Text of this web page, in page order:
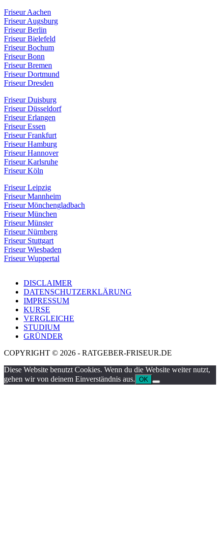
Friseur Aachen
Friseur Augsburg
Friseur Berlin
Friseur Bielefeld
Friseur Bochum
Friseur Bonn
Friseur Bremen
Friseur Dortmund
Friseur Dresden
Friseur Duisburg
Friseur Düsseldorf
Friseur Erlangen
Friseur Essen
Friseur Frankfurt
Friseur Hamburg
Friseur Hannover
Friseur Karlsruhe
Friseur Köln
Friseur Leipzig
Friseur Mannheim
Friseur Mönchengladbach
Friseur München
Friseur Münster
Friseur Nürnberg
Friseur Stuttgart
Friseur Wiesbaden
Friseur Wuppertal
DISCLAIMER
DATENSCHUTZERKLÄRUNG
IMPRESSUM
KURSE
VERGLEICHE
STUDIUM
GRÜNDER
COPYRIGHT © 2026 - RATGEBER-FRISEUR.DE
Diese Website benutzt Cookies. Wenn du die Website weiter nutzt,
gehen wir von deinem Einverständnis aus. OK